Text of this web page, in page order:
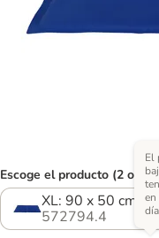
Escoge el producto (2
XL: 90 x 50 cm
572794.4
El